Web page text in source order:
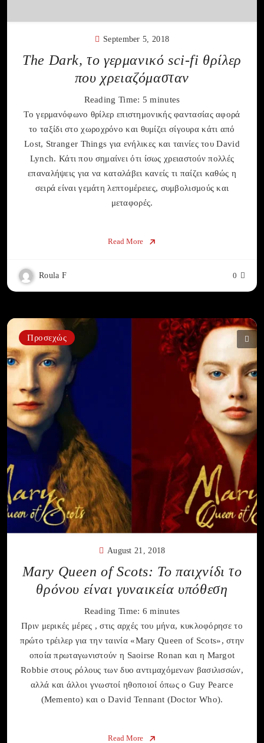
September 5, 2018
The Dark, το γερμανικό sci-fi θρίλερ
που χρειαζόμασταν
Reading Time: 5 minutes
Το γερμανόφωνο θρίλερ επιστημονικής φαντασίας αφορά
το ταξίδι στο χωρoχρόνο και θυμίζει σίγουρα κάτι από
Lost, Stranger Things για ενήλικες και ταινίες του David
Lynch. Κάτι που σημαίνει ότι ίσως χρειαστούν πολλές
επαναλήψεις για να καταλάβει κανείς τι παίζει καθώς η
σειρά είναι γεμάτη λεπτομέρειες, συμβολισμούς και
μεταφορές.
Read More
Roula F 0
Προσεχώς
August 21, 2018
Mary Queen of Scots: Το παιχνίδι το
θρόνου είναι γυναικεία υπόθεση
Reading Time: 6 minutes
Πριν μερικές μέρες , στις αρχές του μήνα, κυκλοφόρησε το
πρώτο τρέιλερ για την ταινία «Mary Queen of Scots», στην
οποία πρωταγωνιστούν η Saoirse Ronan και η Margot
Robbie στους ρόλους των δυο αντιμαχόμενων βασιλισσών,
αλλά και άλλοι γνωστοί ηθοποιοί όπως ο Guy Pearce
(Memento) και ο David Tennant (Doctor Who).
Read More